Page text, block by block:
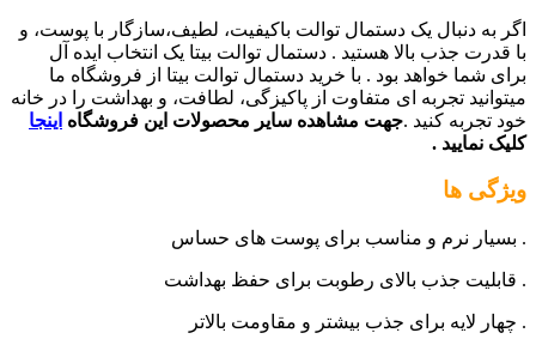
اگر به دنبال یک دستمال توالت باکیفیت، لطیف،سازگار با پوست، و
با قدرت جذب بالا هستید . دستمال توالت بیتا یک انتخاب ایده آل
برای شما خواهد بود . با خرید دستمال توالت بیتا از فروشگاه ما
میتوانید تجربه ای متفاوت از پاکیزگی، لطافت، و بهداشت را در خانه
خود تجربه کنید .جهت مشاهده سایر محصولات این فروشگاه اینجا
کلیک نمایید .
ویژگی ها
. بسیار نرم و مناسب برای پوست های حساس
. قابلیت جذب بالای رطوبت برای حفظ بهداشت
. چهار لایه برای جذب بیشتر و مقاومت بالاتر